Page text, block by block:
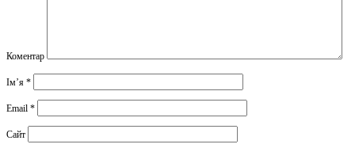
Коментар
Ім’я *
Email *
Сайт